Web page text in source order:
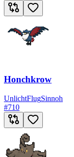
Honchkrow
UnlichtFlugSinnoh
#710